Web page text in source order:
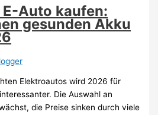
Auto kaufen:
gesunden Akku
Elektroautos wird 2026 für
Die Auswahl an
die Preise sinken durch viele